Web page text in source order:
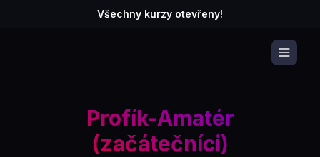
Všechny kurzy otevřeny!
Profík-Amatér
(začátečníci)